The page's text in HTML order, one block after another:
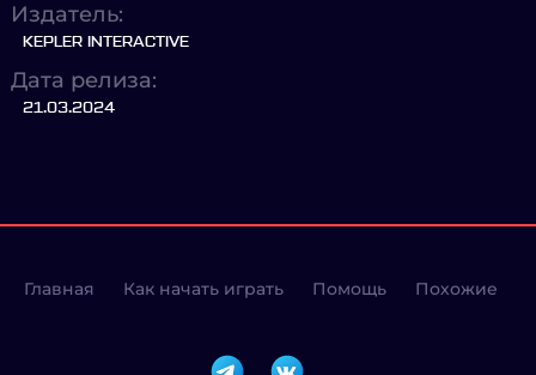
Издатель:
KEPLER INTERACTIVE
Дата релиза:
21.03.2024
Главная Как начать играть Помощь Похожие